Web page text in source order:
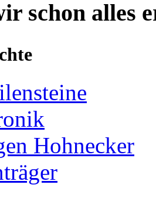
schon alles
Hohnecker